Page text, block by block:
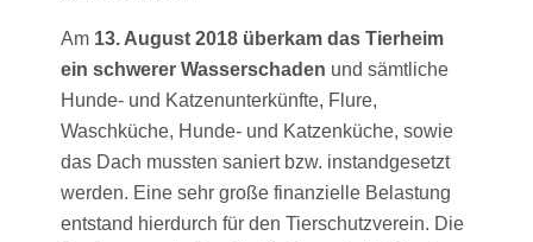
Am 13. August 2018 überkam das Tierheim
ein schwerer Wasserschaden und sämtliche
Hunde- und Katzenunterkünfte, Flure,
Waschküche, Hunde- und Katzenküche, sowie
das Dach mussten saniert bzw. instandgesetzt
werden. Eine sehr große finanzielle Belastung
entstand hierdurch für den Tierschutzverein. Die